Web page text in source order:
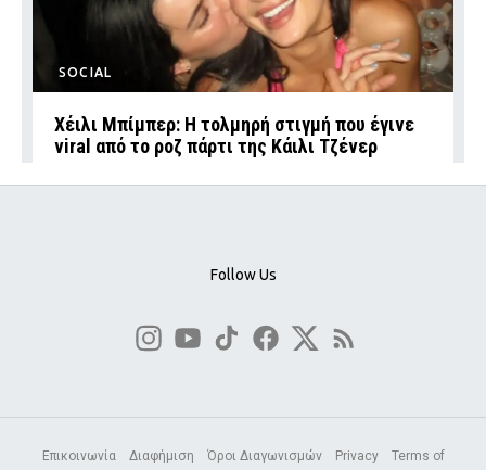
SOCIAL
Χέιλι Μπίμπερ: Η τολμηρή στιγμή που έγινε
viral από το ροζ πάρτι της Κάιλι Τζένερ
Follow Us
Επικοινωνία Διαφήμιση Όροι Διαγωνισμών Privacy Terms of